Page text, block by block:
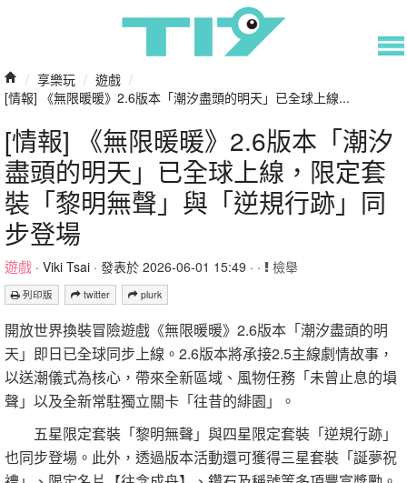
/ 享樂玩 / 遊戲 /
[情報] 《無限暖暖》2.6版本「潮汐盡頭的明天」已全球上線...
[情報] 《無限暖暖》2.6版本「潮汐
盡頭的明天」已全球上線，限定套
裝「黎明無聲」與「逆規行跡」同
步登場
遊戲 · Viki Tsai · 發表於 2026-06-01 15:49 · · 檢舉
列印版 twitter plurk
開放世界換裝冒險遊戲《無限暖暖》2.6版本「潮汐盡頭的明
天」即日已全球同步上線。2.6版本將承接2.5主線劇情故事，
以送潮儀式為核心，帶來全新區域、風物任務「未曾止息的塤
聲」以及全新常駐獨立關卡「往昔的緋園」。
五星限定套裝「黎明無聲」與四星限定套裝「逆規行跡」
也同步登場。此外，透過版本活動還可獲得三星套裝「誕夢祝